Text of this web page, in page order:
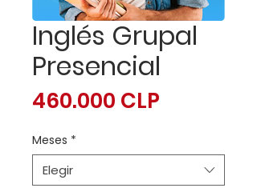
Inglés Grupal
Presencial
460.000 CLP
Meses *
Elegir